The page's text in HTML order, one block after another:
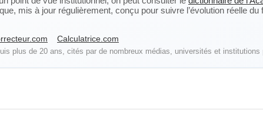
mis à jour régulièrement, conçu pour suivre l’évolution réelle
Calculatrice.com
plus de 20 ans, cités par de nombreux médias, universités et institutions